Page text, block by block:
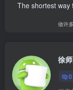
The shortest way
做许
徐
0